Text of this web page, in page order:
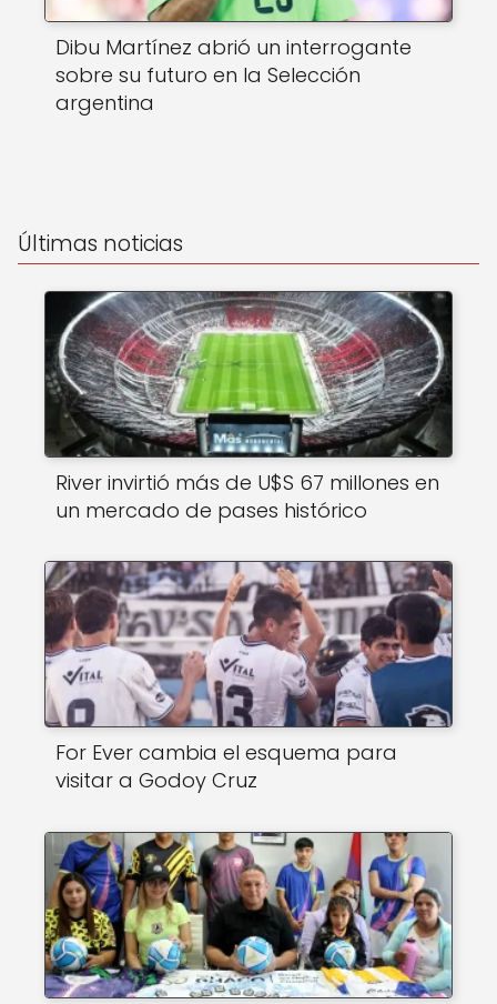
Dibu Martínez abrió un interrogante
sobre su futuro en la Selección
argentina
Últimas noticias
River invirtió más de U$S 67 millones en
un mercado de pases histórico
For Ever cambia el esquema para
visitar a Godoy Cruz